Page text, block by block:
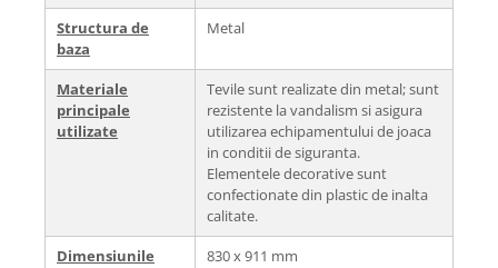
Structura de
baza
Metal
Materiale
principale
utilizate
Tevile sunt realizate din metal; sunt
rezistente la vandalism si asigura
utilizarea echipamentului de joaca
in conditii de siguranta.
Elementele decorative sunt
confectionate din plastic de inalta
calitate.
Dimensiunile
830 х 911 mm